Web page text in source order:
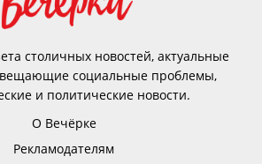
столичных новостей, актуальные
социальные проблемы,
и политические новости.
О Вечёрке
Рекламодателям